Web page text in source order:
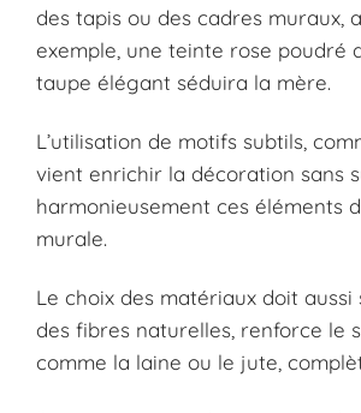
des tapis ou des cadres muraux,
exemple, une teinte rose poudré
taupe élégant séduira la mère.
L’utilisation de motifs subtils,
vient enrichir la décoration sans
harmonieusement ces éléments
murale.
Le choix des matériaux doit
des fibres naturelles, renforce le
comme la laine ou le jute,